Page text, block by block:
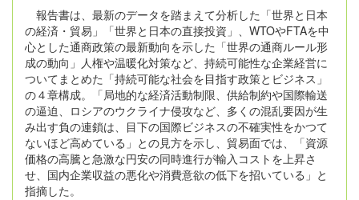
報告書は、最新のデータを踏まえて分析した「世界と日本
の経済・貿易」「世界と日本の直接投資」、WTOやFTAを中
心とした通商政策の最新動向を示した「世界の通商ルール形
成の動向」人権や温暖化対策など、持続可能性な企業経営に
ついてまとめた「持続可能な社会を目指す政策とビジネス」
の４章構成。「局地的な経済活動制限、供給制約や国際輸送
の逼迫、ロシアのウクライナ侵攻など、多くの混乱要因が生
み出す負の連鎖は、目下の国際ビジネスの不確実性をかつて
ないほど高めている」との見方を示し、貿易面では、「資源
価格の高騰と急激な円安の同時進行が輸入コストを上昇さ
せ、国内企業収益の悪化や消費意欲の低下を招いている」と
指摘した。